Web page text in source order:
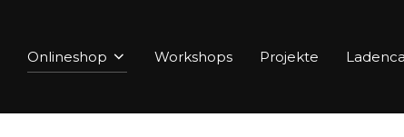
Onlineshop Workshops Projekte